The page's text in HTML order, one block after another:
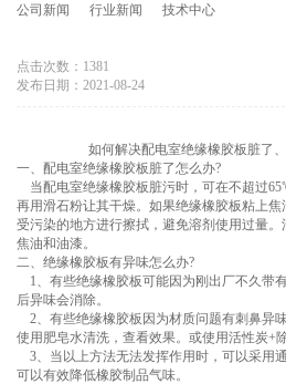
公司新闻 行业新闻 技术中心
点击次数：1381
发布日期：2021-08-24
如何解决配电室绝缘橡胶板脏了
一、配电室绝缘橡胶板脏了怎么办?
当配电室绝缘橡胶板脏污时，可在不超过
再用滑石粉让其干燥。如果绝缘橡胶板粘上
受污染的地方进行擦拭，避免溶剂使用过量
焦油和油漆。
二、绝缘橡胶板有异味怎么办?
1、有些绝缘橡胶板可能因为刚出厂不久带
后异味会消除。
2、有些绝缘橡胶板因为材质问题有刺鼻异
使用肥皂水清洗，查看效果。或使用活性炭+
3、当以上方法无法发挥作用时，可以采用
可以有效降低橡胶制品气味。